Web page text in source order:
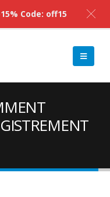
Code: off15